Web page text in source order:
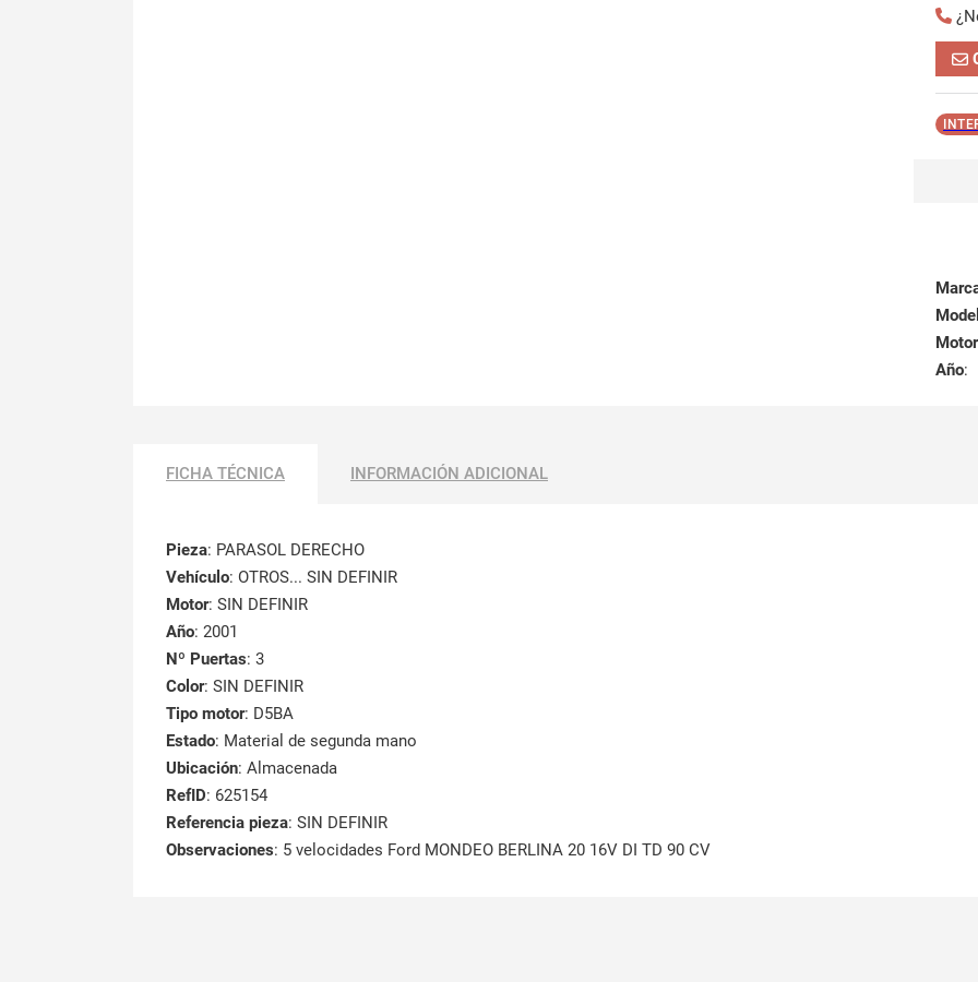
Motor
Año:
FICHA TÉCNICA INFORMACIÓN ADICIONAL
Pieza: PARASOL DERECHO
Vehículo: OTROS... SIN DEFINIR
Motor: SIN DEFINIR
Año: 2001
Nº Puertas: 3
Color: SIN DEFINIR
Tipo motor: D5BA
Estado: Material de segunda mano
Ubicación: Almacenada
RefID: 625154
Referencia pieza: SIN DEFINIR
Observaciones: 5 velocidades Ford MONDEO BERLINA 20 16V DI TD 90 CV